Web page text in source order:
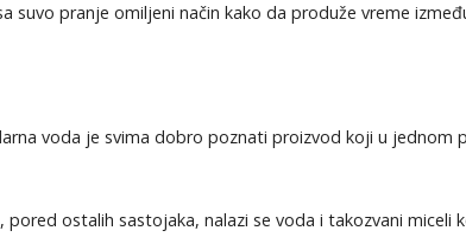
suvo pranje omiljeni način kako da produže vreme
voda je svima dobro poznati proizvod koji u jednom
pored ostalih sastojaka, nalazi se voda i takozvani miceli